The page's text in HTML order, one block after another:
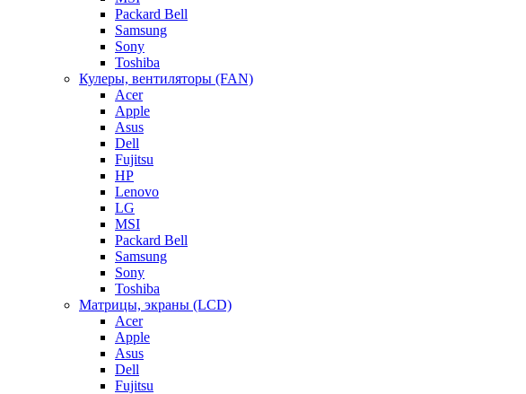
Packard Bell
Samsung
Sony
Toshiba
Кулеры, вентиляторы (FAN)
Acer
Apple
Asus
Dell
Fujitsu
HP
Lenovo
LG
MSI
Packard Bell
Samsung
Sony
Toshiba
Матрицы, экраны (LCD)
Acer
Apple
Asus
Dell
Fujitsu